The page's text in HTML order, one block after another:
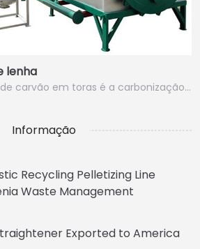
lenha
carvão em toras é a carbonização…
Informação
Recycling Pelletizing Line
Waste Management
Exported to America